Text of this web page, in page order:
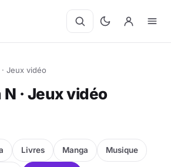
Jeux vidéo
· Jeux vidéo
Livres Manga Musique